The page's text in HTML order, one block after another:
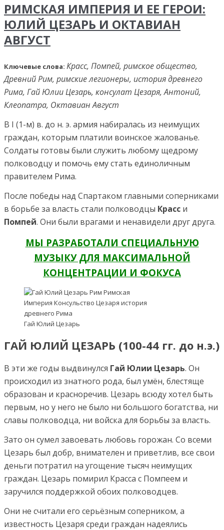
РИМСКАЯ ИМПЕРИЯ И ЕЕ ГЕРОИ:
ЮЛИЙ ЦЕЗАРЬ И ОКТАВИАН
АВГУСТ
Ключевые слова: Красс, Помпей, римское общество,
Древний Рим, римские легионеры, история древнего
Рима, Гай Юлии Цезарь, консулат Цезаря, Антоний,
Клеопатра, Октавиан Август
В I (1-м) в. до н. э. армия набиралась из неимущих
граждан, которым платили воинское жалованье.
Солдаты готовы были служить любому щедрому
полководцу и помочь ему стать единоличным
правителем Рима.
После победы над Спартаком главными соперниками
в борьбе за власть стали полководцы Красс и
Помпей. Они были врагами и ненавидели друг друга.
МЫ РАЗРАБОТАЛИ СПЕЦИАЛЬНУЮ
МУЗЫКУ ДЛЯ МАКСИМАЛЬНОЙ
КОНЦЕНТРАЦИИ И ФОКУСА
Гай Юлий Цезарь
ГАЙ ЮЛИЙ ЦЕЗАРЬ (100-44 гг. до н.э.)
В эти же годы выдвинулся Гай Юлии Цезарь. Он
происходил из знатного рода, был умён, блестяще
образован и красноречив. Цезарь всюду хотел быть
первым, но у него не было ни большого богатства, ни
славы полководца, ни войска для борьбы за власть.
Зато он сумел завоевать любовь горожан. Со всеми
Цезарь был добр, внимателен и приветлив, все свои
деньги потратил на угощение тысяч неимущих
граждан. Цезарь помирил Красса с Помпеем и
заручился поддержкой обоих полководцев.
Они не считали его серьёзным соперником, а
известность Цезаря среди граждан надеялись